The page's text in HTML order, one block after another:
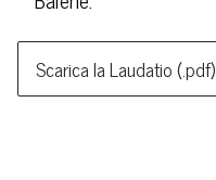
Scarica la Laudatio (.pdf)